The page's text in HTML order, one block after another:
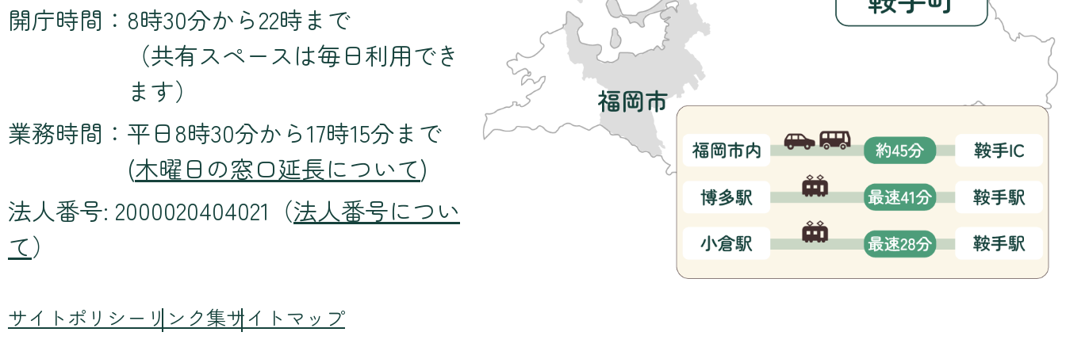
開庁時間： 8時30分から22時まで
（共有スペースは毎日利用でき
ます）
業務時間： 平日8時30分から17時15分まで
(木曜日の窓口延長について)
法人番号: 2000020404021（法人番号につい
て）
サイトポリシー リンク集サイトマップ